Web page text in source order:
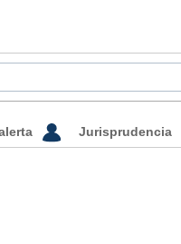
Jurisprudencia